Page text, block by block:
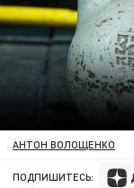
АНТОН ВОЛОЩЕНКО
ПОДПИШИТЕСЬ: